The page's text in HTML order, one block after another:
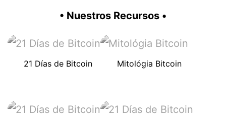
• Nuestros Recursos •
21 Días de Bitcoin Mitológia Bitcoin